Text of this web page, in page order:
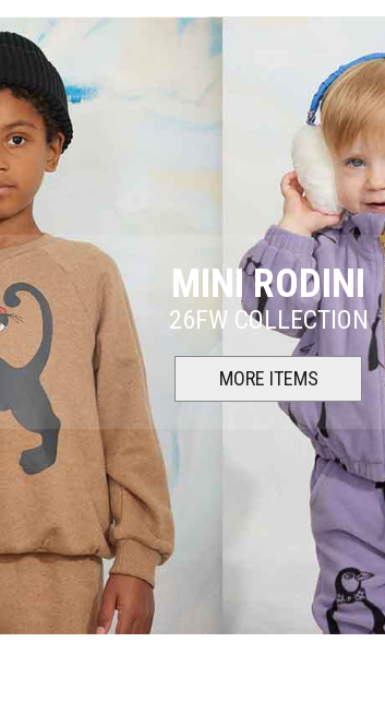
MINI RODINI
26FW COLLECTION
MORE ITEMS